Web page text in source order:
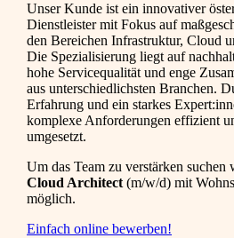
Unser Kunde ist ein innovativer
Dienstleister mit Fokus auf
den Bereichen Infrastruktur, Cloud
Die Spezialisierung liegt auf
hohe Servicequalität und enge
aus unterschiedlichsten Branchen.
Erfahrung und ein starkes
komplexe Anforderungen effizient
umgesetzt.
Um das Team zu verstärken suchen
Cloud Architect (m/w/d) mit
möglich.
Einfach online bewerben!